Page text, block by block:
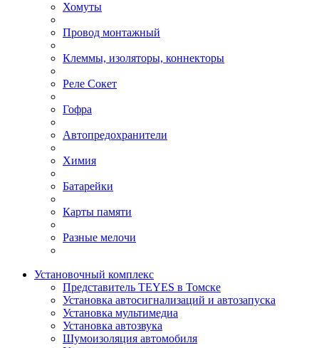
Хомуты
Провод монтажный
Клеммы, изоляторы, коннекторы
Реле Сокет
Гофра
Автопредохранители
Химия
Батарейки
Карты памяти
Разные мелочи
Установочный комплекс
Представитель TEYES в Томске
Установка автосигнализаций и автозапуска
Установка мультимедиа
Установка автозвука
Шумоизоляция автомобиля